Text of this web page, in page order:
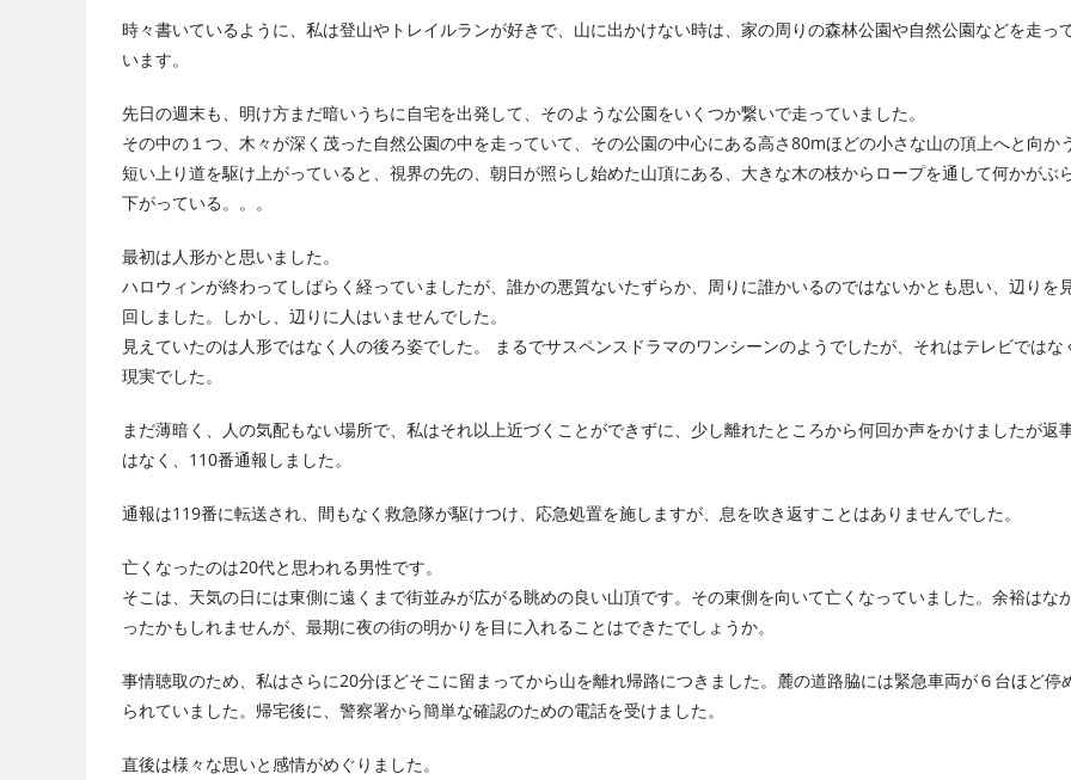
時々書いているように、私は登山やトレイルランが好きで、山に出かけない時は、家の周りの森林公園や自然公園などを走っ
います。
先日の週末も、明け方まだ暗いうちに自宅を出発して、そのような公園をいくつか繋いで走っていました。
その中の１つ、木々が深く茂った自然公園の中を走っていて、その公園の中心にある高さ80mほどの小さな山の頂上へと向か
短い上り道を駆け上がっていると、視界の先の、朝日が照らし始めた山頂にある、大きな木の枝からロープを通して何かがぶ
下がっている。。。
最初は人形かと思いました。
ハロウィンが終わってしばらく経っていましたが、誰かの悪質ないたずらか、周りに誰かいるのではないかとも思い、辺りを
回しました。しかし、辺りに人はいませんでした。
見えていたのは人形ではなく人の後ろ姿でした。 まるでサスペンスドラマのワンシーンのようでしたが、それはテレビではな
現実でした。
まだ薄暗く、人の気配もない場所で、私はそれ以上近づくことができずに、少し離れたところから何回か声をかけましたが返
はなく、110番通報しました。
通報は119番に転送され、間もなく救急隊が駆けつけ、応急処置を施しますが、息を吹き返すことはありませんでした。
亡くなったのは20代と思われる男性です。
そこは、天気の日には東側に遠くまで街並みが広がる眺めの良い山頂です。その東側を向いて亡くなっていました。余裕はな
ったかもしれませんが、最期に夜の街の明かりを目に入れることはできたでしょうか。
事情聴取のため、私はさらに20分ほどそこに留まってから山を離れ帰路につきました。麓の道路脇には緊急車両が６台ほど停
られていました。帰宅後に、警察署から簡単な確認のための電話を受けました。
直後は様々な思いと感情がめぐりました。